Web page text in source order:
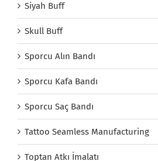
Siyah Buff
Skull Buff
Sporcu Alın Bandı
Sporcu Kafa Bandı
Sporcu Saç Bandı
Tattoo Seamless Manufacturing
Toptan Atkı İmalatı